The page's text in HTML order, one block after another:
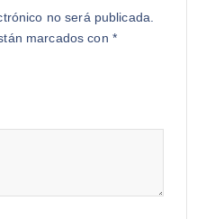
no será publicada.
marcados con *